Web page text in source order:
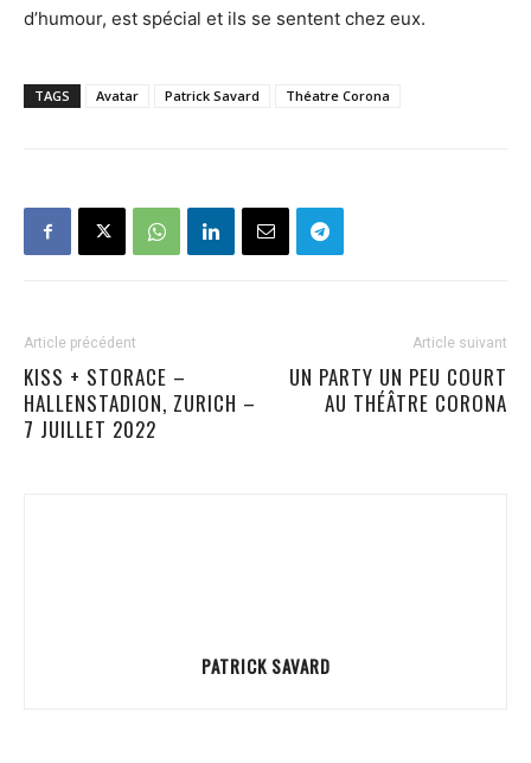
d’humour, est spécial et ils se sentent chez eux.
TAGS Avatar Patrick Savard Théatre Corona
Article précédent
KISS + STORACE –
HALLENSTADION, ZURICH –
7 JUILLET 2022
Article suivant
UN PARTY UN PEU COURT
AU THÉÂTRE CORONA
PATRICK SAVARD